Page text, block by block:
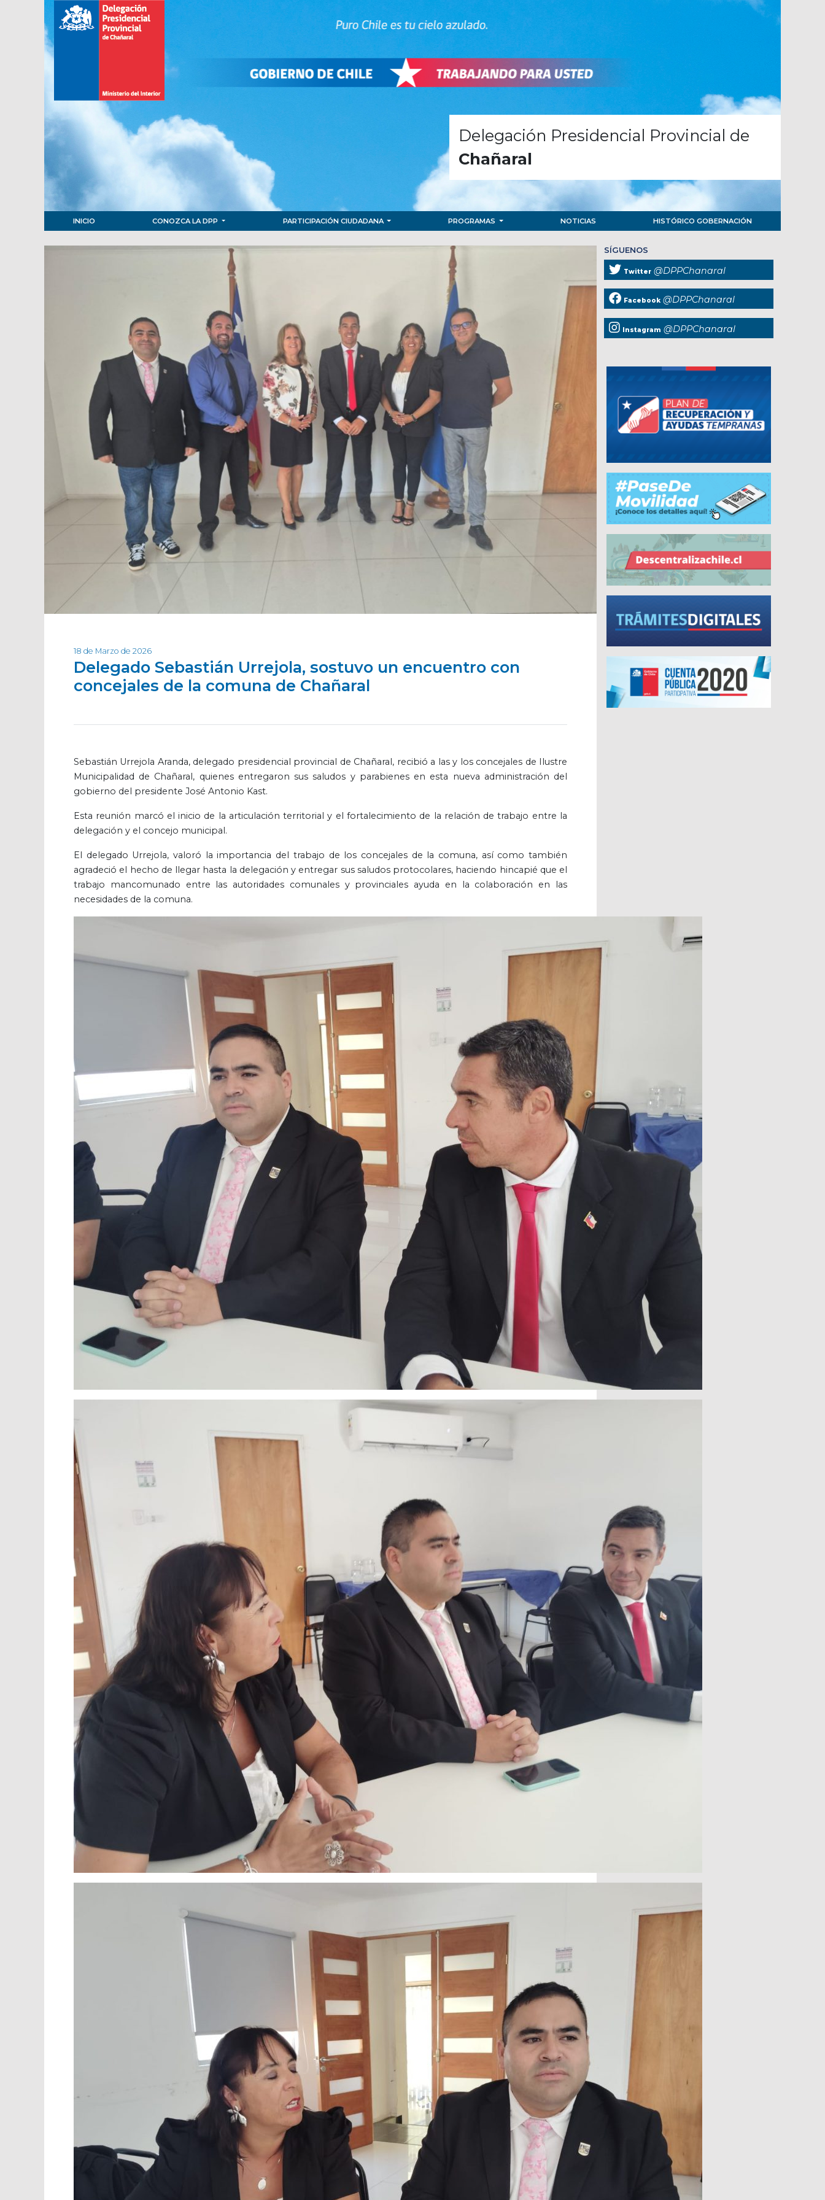
Delegación Presidencial Provincial de
Chañaral
INICIO CONOZCA LA DPP PARTICIPACIÓN CIUDADANA PROGRAMAS NOTICIAS HISTÓRICO GOBERNACIÓN
18 de Marzo de 2026
Delegado Sebastián Urrejola, sostuvo un encuentro con
concejales de la comuna de Chañaral
Sebastián Urrejola Aranda, delegado presidencial provincial de Chañaral, recibió a las y los concejales de Ilustre
Municipalidad de Chañaral, quienes entregaron sus saludos y parabienes en esta nueva administración del
gobierno del presidente José Antonio Kast.
Esta reunión marcó el inicio de la articulación territorial y el fortalecimiento de la relación de trabajo entre la
delegación y el concejo municipal.
El delegado Urrejola, valoró la importancia del trabajo de los concejales de la comuna, así como también
agradeció el hecho de llegar hasta la delegación y entregar sus saludos protocolares, haciendo hincapié que el
trabajo mancomunado entre las autoridades comunales y provinciales ayuda en la colaboración en las
necesidades de la comuna.
SÍGUENOS
Twitter @DPPChanaral
Facebook @DPPChanaral
Instagram @DPPChanaral